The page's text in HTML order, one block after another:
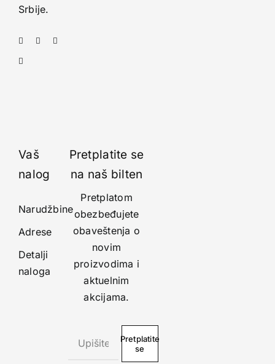
Srbije.
Vaš
nalog
Narudžbine
Adrese
Detalji
naloga
Pretplatite se
na naš bilten
Pretplatom
obezbeđujete
obaveštenja o
novim
proizvodima i
aktuelnim
akcijama.
Pretplatite
se